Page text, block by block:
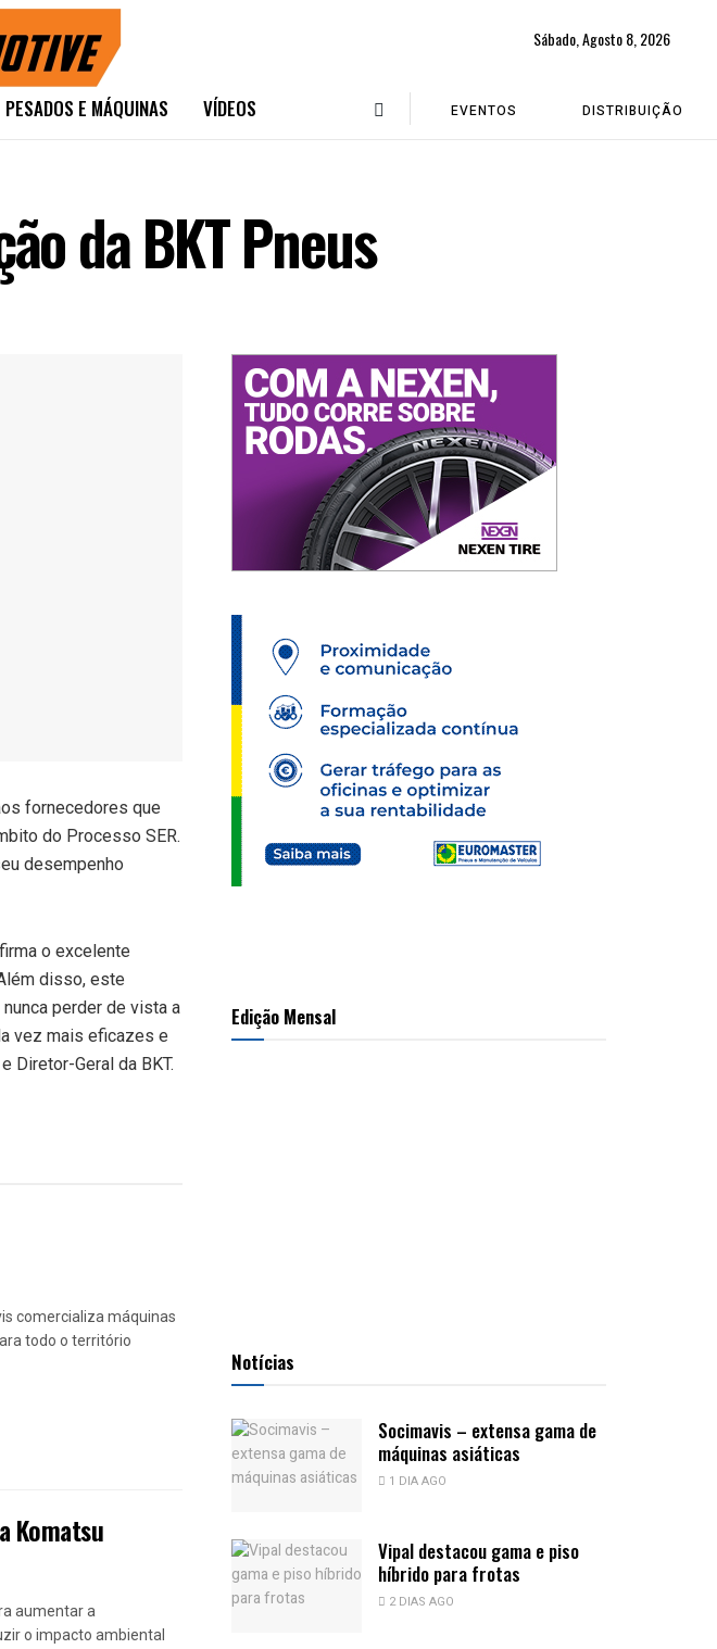
Sábado, Agosto 8, 2026
PESADOS E MÁQUINAS VÍDEOS EVENTOS DISTRIBUIÇÃO
da BKT Pneus
fornecedores que
do Processo SER.
desempenho
o excelente
disso, este
perder de vista a
vez mais eficazes e
Diretor-Geral da BKT.
comercializa máquinas
todo o território
Komatsu
aumentar a
o impacto ambiental
Edição Mensal
Notícias
Socimavis – extensa gama de
máquinas asiáticas
1 DIA AGO
Vipal destacou gama e piso
híbrido para frotas
2 DIAS AGO